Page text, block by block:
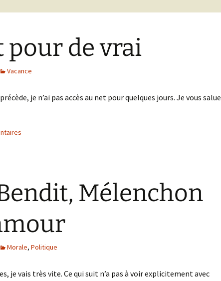
pour de vrai
Vacance
je n’ai pas accès au net pour quelques jours. Je vous salue
Mélenchon
Morale, Politique
je vais très vite. Ce qui suit n’a pas à voir explicitement avec